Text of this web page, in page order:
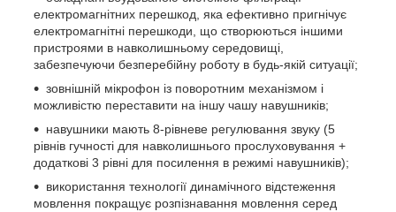
електромагнітних перешкод, яка ефективно пригнічує
електромагнітні перешкоди, що створюються іншими
пристроями в навколишньому середовищі,
забезпечуючи безперебійну роботу в будь-якій ситуації;
зовнішній мікрофон із поворотним механізмом і
можливістю переставити на іншу чашу навушників;
навушники мають 8-рівневе регулювання звуку (5
рівнів гучності для навколишнього прослуховування +
додаткові 3 рівні для посилення в режимі навушників);
використання технології динамічного відстеження
мовлення покращує розпізнавання мовлення серед